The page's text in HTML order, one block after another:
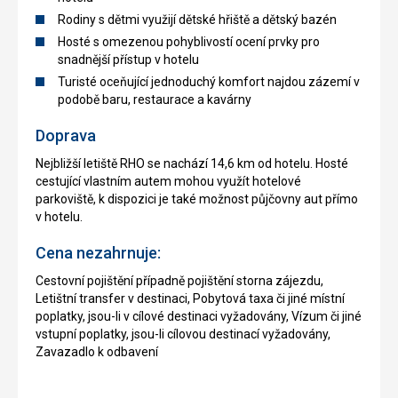
Rodiny s dětmi využijí dětské hřiště a dětský bazén
Hosté s omezenou pohyblivostí ocení prvky pro
snadnější přístup v hotelu
Turisté oceňující jednoduchý komfort najdou zázemí v
podobě baru, restaurace a kavárny
Doprava
Nejbližší letiště RHO se nachází 14,6 km od hotelu. Hosté
cestující vlastním autem mohou využít hotelové
parkoviště, k dispozici je také možnost půjčovny aut přímo
v hotelu.
Cena nezahrnuje:
Cestovní pojištění případně pojištění storna zájezdu,
Letištní transfer v destinaci, Pobytová taxa či jiné místní
poplatky, jsou-li v cílové destinaci vyžadovány, Vízum či jiné
vstupní poplatky, jsou-li cílovou destinací vyžadovány,
Zavazadlo k odbavení